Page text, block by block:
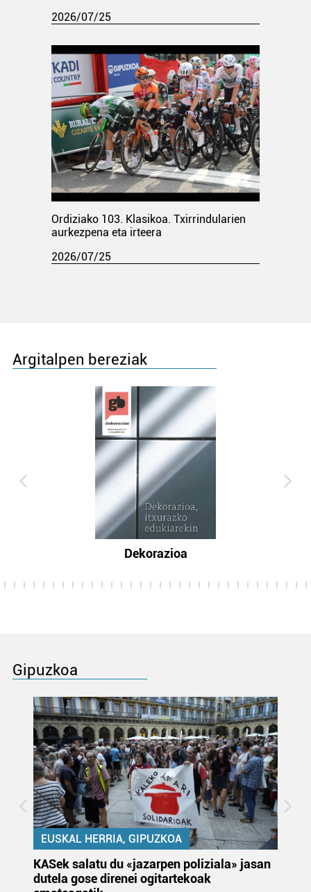
2026/07/25
Ordiziako 103. Klasikoa. Txirrindularien
aurkezpena eta irteera
2026/07/25
Argitalpen bereziak
Dekorazioa
Gipuzkoa
EUSKAL HERRIA, GIPUZKOA
KASek salatu du «jazarpen poliziala» jasan
dutela gose direnei ogitartekoak